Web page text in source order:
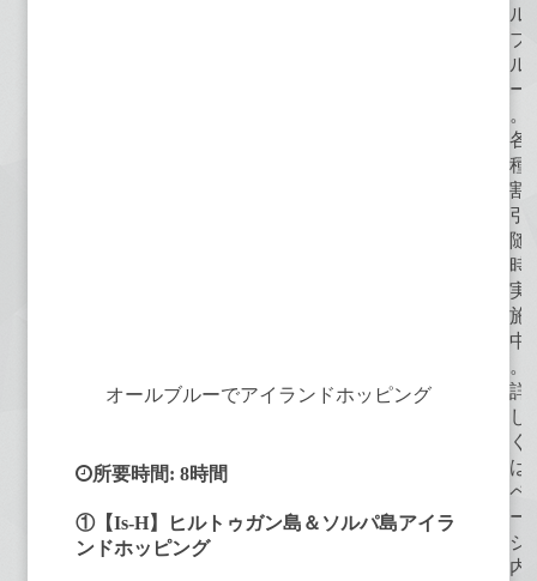
オールブルーでアイランドホッピング
所要時間: 8時間
①【Is-H】ヒルトゥガン島＆ソルパ島アイラ
ンドホッピング
ル
ブ
ル
ー
。
各
種
割
引
随
時
実
施
中
。
詳
し
く
は
ペ
ー
ジ
内